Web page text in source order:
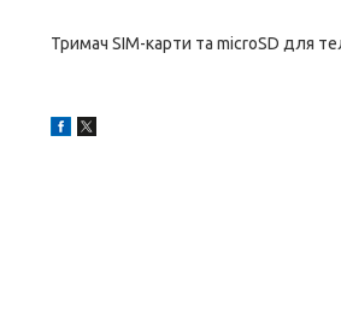
Тримач SIM-карти та microSD для